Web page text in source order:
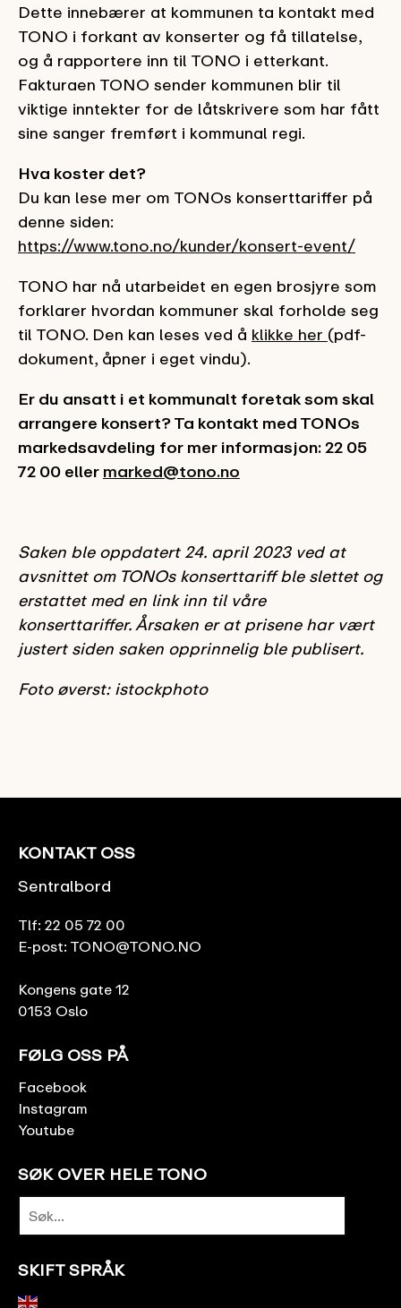
Dette innebærer at kommunen ta kontakt med
TONO i forkant av konserter og få tillatelse,
og å rapportere inn til TONO i etterkant.
Fakturaen TONO sender kommunen blir til
viktige inntekter for de låtskrivere som har fått
sine sanger fremført i kommunal regi.
Hva koster det?
Du kan lese mer om TONOs konserttariffer på
denne siden:
https://www.tono.no/kunder/konsert-event/
TONO har nå utarbeidet en egen brosjyre som
forklarer hvordan kommuner skal forholde seg
til TONO. Den kan leses ved å klikke her (pdf-
dokument, åpner i eget vindu).
Er du ansatt i et kommunalt foretak som skal
arrangere konsert? Ta kontakt med TONOs
markedsavdeling for mer informasjon: 22 05
72 00 eller marked@tono.no
Saken ble oppdatert 24. april 2023 ved at
avsnittet om TONOs konserttariff ble slettet og
erstattet med en link inn til våre
konserttariffer. Årsaken er at prisene har vært
justert siden saken opprinnelig ble publisert.
Foto øverst: istockphoto
KONTAKT OSS
Sentralbord
Tlf: 22 05 72 00
E-post: TONO@TONO.NO
Kongens gate 12
0153 Oslo
FØLG OSS PÅ
Facebook
Instagram
Youtube
SØK OVER HELE TONO
SKIFT SPRÅK